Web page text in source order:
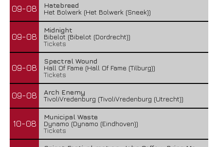
09-08
Hatebreed
Het Bolwerk (Het Bolwerk (Sneek))
09-08
Midnight
Bibelot (Bibelot (Dordrecht))
Tickets
09-08
Spectral Wound
Hall Of Fame (Hall Of Fame (Tilburg))
Tickets
09-08
Arch Enemy
TivoliVredenburg (TivoliVredenburg (Utrecht))
10-08
Municipal Waste
Dynamo (Dynamo (Eindhoven))
Tickets